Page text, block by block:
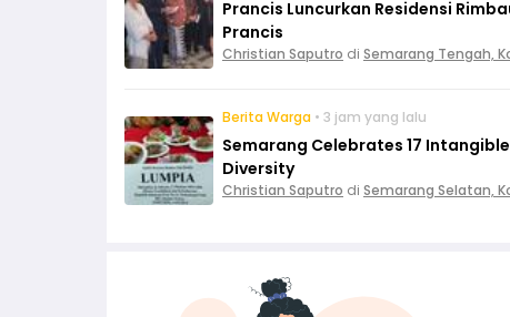
Prancis Luncurkan Residensi
Prancis
Christian Saputro di Semarang Tengah,
Berita Warga • 3 jam yang lalu
Semarang Celebrates 17
Diversity
Christian Saputro di Semarang Selatan,